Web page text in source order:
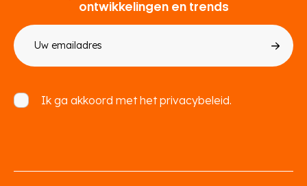
ontwikkelingen en trends
mailadres
Ik ga akkoord met hetprivacybeleid.